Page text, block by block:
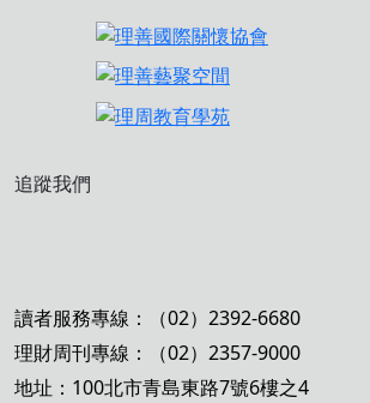
追蹤我們
讀者服務專線：（02）2392-6680
理財周刊專線：（02）2357-9000
地址：100北市青島東路7號6樓之4